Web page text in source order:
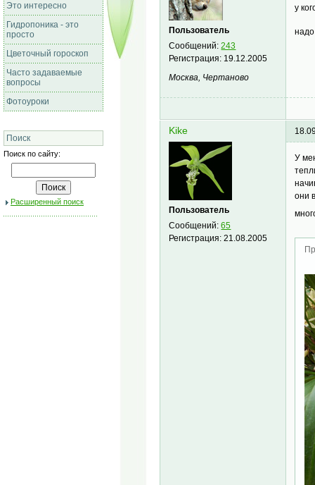
Это интересно
Гидропоника - это
просто
Цветочный гороскоп
Часто задаваемые
вопросы
Фотоуроки
Поиск
Поиск по сайту:
Расширенный поиск
Пользователь
Сообщений:243
Регистрация: 19.12.2005
Москва, Чертаново
у
Kike
Пользователь
Сообщений:65
Регистрация:21.08.2005
У
они